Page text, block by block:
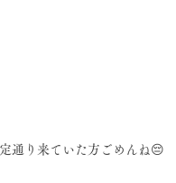
通り来ていた方ごめんね😔